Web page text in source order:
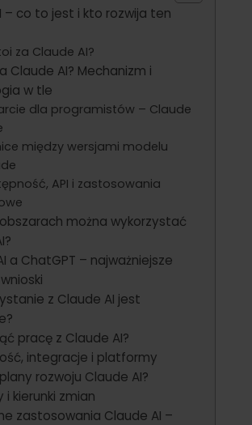
– co to jest i kto rozwija ten
za Claude AI?
Claude AI? Mechanizm i
w tle
dla programistów – Claude
między wersjami modelu
API i zastosowania
można wykorzystać
a ChatGPT – najważniejsze
z Claude AI jest
pracę z Claude AI?
integracje i platformy
rozwoju Claude AI?
i kierunki zmian
zastosowania Claude AI –